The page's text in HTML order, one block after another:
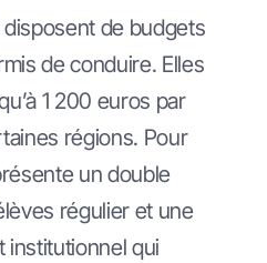
de budgets
de conduire. Elles
1 200 euros par
régions. Pour
un double
régulier et une
institutionnel qui